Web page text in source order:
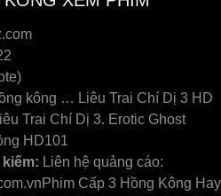
kông … Liêu Trai Chí Dị 3 HD
Trai Chí Dị 3. Erotic Ghost
HD101
Liên hệ quảng cáo:
Cấp 3 Hồng Kông Hay